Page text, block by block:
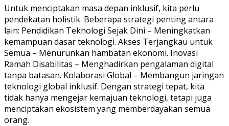
Untuk menciptakan masa depan inklusif, kita perlu
pendekatan holistik. Beberapa strategi penting antara
lain: Pendidikan Teknologi Sejak Dini – Meningkatkan
kemampuan dasar teknologi. Akses Terjangkau untuk
Semua – Menurunkan hambatan ekonomi. Inovasi
Ramah Disabilitas – Menghadirkan pengalaman digital
tanpa batasan. Kolaborasi Global – Membangun jaringan
teknologi global inklusif. Dengan strategi tepat, kita
tidak hanya mengejar kemajuan teknologi, tetapi juga
menciptakan ekosistem yang memberdayakan semua
orang.